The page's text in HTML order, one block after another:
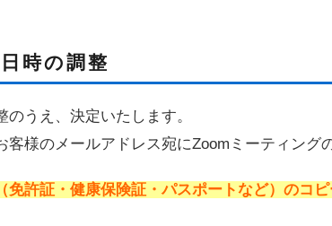
時の調整
うえ、決定いたします。
客様のメールアドレス宛にZoomミーティング
許証・健康保険証・パスポートなど）のコ